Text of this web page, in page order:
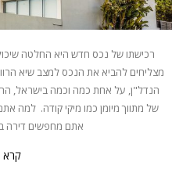
רכישתו של נכס חדש היא החלטה
מצליחים להביא את הנכס למצב שיא
הנדל"ן, על אחת כמה וכמה בישראל,
של מתווך מיומן כמו מיקי קודה. למה
אתם מחפשים דירה
קרא